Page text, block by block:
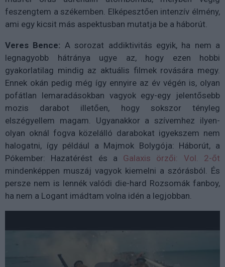
feszengtem a székemben. Elképesztően intenzív élmény,
ami egy kicsit más aspektusban mutatja be a háborút.
Veres Bence: A sorozat addiktivitás egyik, ha nem a
legnagyobb hátránya ugye az, hogy ezen hobbi
gyakorlatilag mindig az aktuális filmek rovására megy.
Ennek okán pedig még így ennyire az év végén is, olyan
pofátlan lemaradásokban vagyok egy-egy jelentősebb
mozis darabot illetően, hogy sokszor tényleg
elszégyellem magam. Ugyanakkor a szívemhez ilyen-
olyan oknál fogva közelálló darabokat igyekszem nem
halogatni, így például a Majmok Bolygója: Háborút, a
Pókember: Hazatérést és a Galaxis örzői: Vol. 2-őt
mindenképpen muszáj vagyok kiemelni a szórásból. És
persze nem is lennék valódi die-hard Rozsomák fanboy,
ha nem a Logant imádtam volna idén a legjobban.